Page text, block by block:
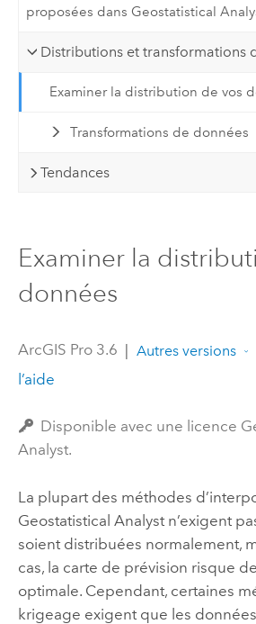
proposées dans Geostatistical
Distributions et transformations
Examiner la distribution de vos
Transformations de données
Tendances
Examiner la
données
ArcGIS Pro 3.6 | Autres versions
l’aide
Disponible avec une licence
Analyst.
La plupart des méthodes
Geostatistical Analyst n’exigent
soient distribuées normalement,
cas, la carte de prévision risque
optimale. Cependant, certaines
krigeage exigent que les